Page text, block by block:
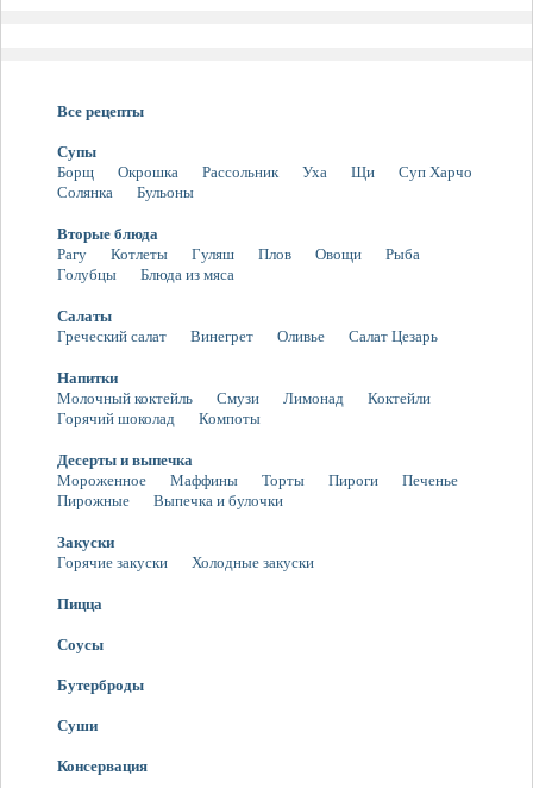
Все рецепты
Супы
Борщ
Окрошка Рассольник Уха Щи
Суп Харчо
Солянка
Бульоны
Вторые блюда
Рагу
Котлеты Гуляш Плов Овощи
Рыба
Голубцы
Блюда из мяса
Салаты
Греческий салат
Винегрет Оливье Салат Цезарь
Напитки
Молочный коктейль
Смузи Лимонад
Коктейли
Горячий шоколад
Компоты
Десерты и выпечка
Мороженное
Маффины Торты Пироги
Печенье
Пирожные
Выпечка и булочки
Закуски
Горячие закуски
Холодные закуски
Пицца
Соусы
Бутерброды
Суши
Консервация